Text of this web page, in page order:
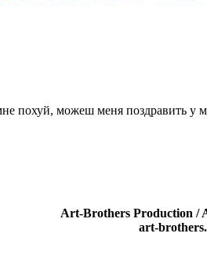
похуй, можеш меня поздравить у
Art-Brothers Production /
art-